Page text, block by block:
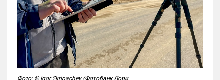
Фото: © Igor Skripachev /Фотобанк Лори